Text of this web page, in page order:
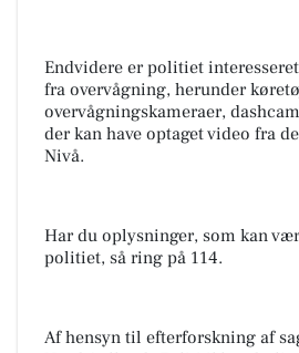
Endvidere er politiet
fra overvågning, herunder
overvågningskameraer,
der kan have optaget video fra
Nivå.
Har du oplysninger, som kan
politiet, så ring på 114.
Af hensyn til efterforskning af